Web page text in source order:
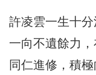
許凌雲一生十
一向不遺餘力
同仁進修，積